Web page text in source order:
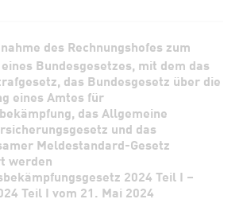
des Rechnungshofes zum
Bundesgesetzes, mit dem das
das Bundesgesetz über die
eines Amtes für
das Allgemeine
und das
Meldestandard-Gesetz
werden
2024 Teil I –
Teil I vom 21. Mai 2024